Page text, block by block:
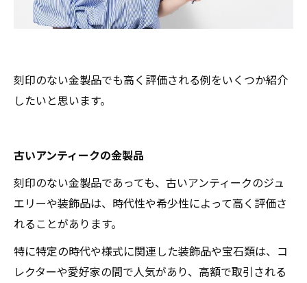
刻印のない金製品でも高く評価される例をいくつか紹介
したいと思います。
古いアンティークの金製品
刻印のない金製品であっても、古いアンティークのジュ
エリーや装飾品は、時代性や希少性によって高く評価さ
れることがあります。
特に特定の時代や様式に関連した装飾品や宝石類は、コ
レクターや愛好家の間で人気があり、高額で取引される